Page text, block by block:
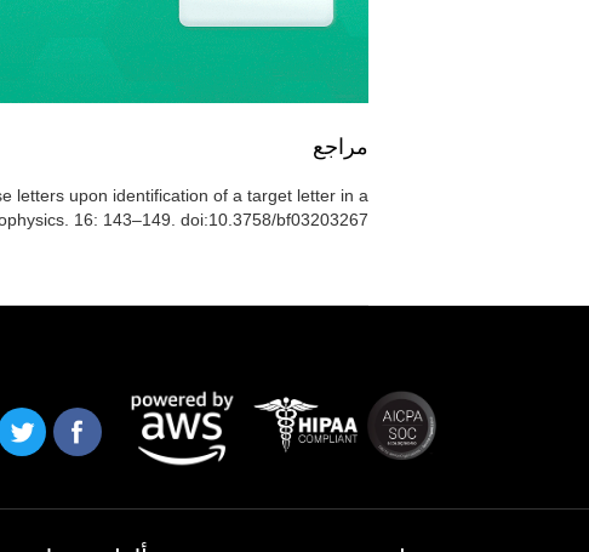
مراجع
letters upon identification of a target letter in a
16: 143–149. doi:10.3758/bf03203267.